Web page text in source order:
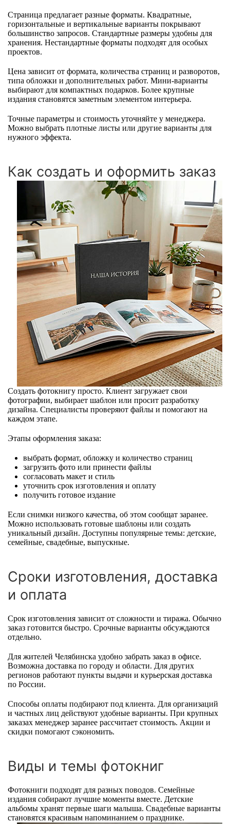
Страница предлагает разные форматы. Квадратные,
горизонтальные и вертикальные варианты покрывают
большинство запросов. Стандартные размеры удобны для
хранения. Нестандартные форматы подходят для особых
проектов.
Цена зависит от формата, количества страниц и разворотов,
типа обложки и дополнительных работ. Мини-варианты
выбирают для компактных подарков. Более крупные
издания становятся заметным элементом интерьера.
Точные параметры и стоимость уточняйте у менеджера.
Можно выбрать плотные листы или другие варианты для
нужного эффекта.
Как создать и оформить заказ
Создать фотокнигу просто. Клиент загружает свои
фотографии, выбирает шаблон или просит разработку
дизайна. Специалисты проверяют файлы и помогают на
каждом этапе.
Этапы оформления заказа:
выбрать формат, обложку и количество страниц
загрузить фото или принести файлы
согласовать макет и стиль
уточнить срок изготовления и оплату
получить готовое издание
Если снимки низкого качества, об этом сообщат заранее.
Можно использовать готовые шаблоны или создать
уникальный дизайн. Доступны популярные темы: детские,
семейные, свадебные, выпускные.
Сроки изготовления, доставка
и оплата
Срок изготовления зависит от сложности и тиража. Обычно
заказ готовится быстро. Срочные варианты обсуждаются
отдельно.
Для жителей Челябинска удобно забрать заказ в офисе.
Возможна доставка по городу и области. Для других
регионов работают пункты выдачи и курьерская доставка
по России.
Способы оплаты подбирают под клиента. Для организаций
и частных лиц действуют удобные варианты. При крупных
заказах менеджер заранее рассчитает стоимость. Акции и
скидки помогают сэкономить.
Виды и темы фотокниг
Фотокниги подходят для разных поводов. Семейные
издания собирают лучшие моменты вместе. Детские
альбомы хранят первые шаги малыша. Свадебные варианты
становятся красивым напоминанием о празднике.